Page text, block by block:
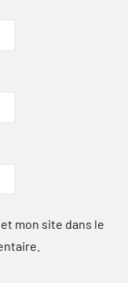
mon site dans le